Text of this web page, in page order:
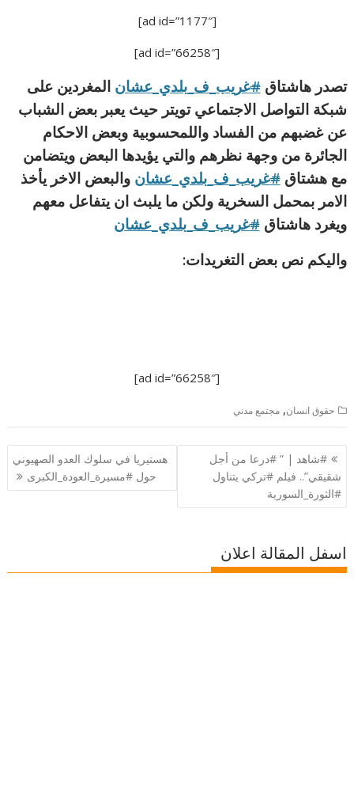
[ad id=”1177″]
[ad id=”66258″]
تصدر هاشتاق#غريب_ف_بلدي_عشان المغردين على
شبكة التواصل الاجتماعي تويتر حيث يعبر بعض الشباب
عن غضبهم من الفساد واللمحسوبية وبعض الاحكام
الجائرة من وجهة نظرهم والتي يؤيدها البعض ويتضامن
مع هشتاق#غريب_ف_بلدي_عشان والبعض الاخر يأخذ
الامر بمحمل السخرية ولكن ما يلبث ان يتفاعل معهم
ويغرد هاشتاق#غريب_ف_بلدي_عشان
واليكم نص بعض التغريدات:
[ad id=”66258″]
حقوق انسان,مجتمع مدني
تصفّح
المقالات
#شاهد | ” #درعا من أجل
شقيقي”.. فيلم #تركي يتناول
#الثورة_السورية
هستيريا في سلوك العدو الصهيوني
حول #مسيرة_العودة_الكبرى
اسفل المقالة اعلان